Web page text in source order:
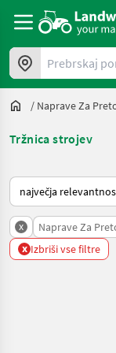
Prebrskaj ponudbe
/ Naprave Za
Tržnica strojev
Tako je razvrščeno
x Naprave Za
x Izbriši vse filtre